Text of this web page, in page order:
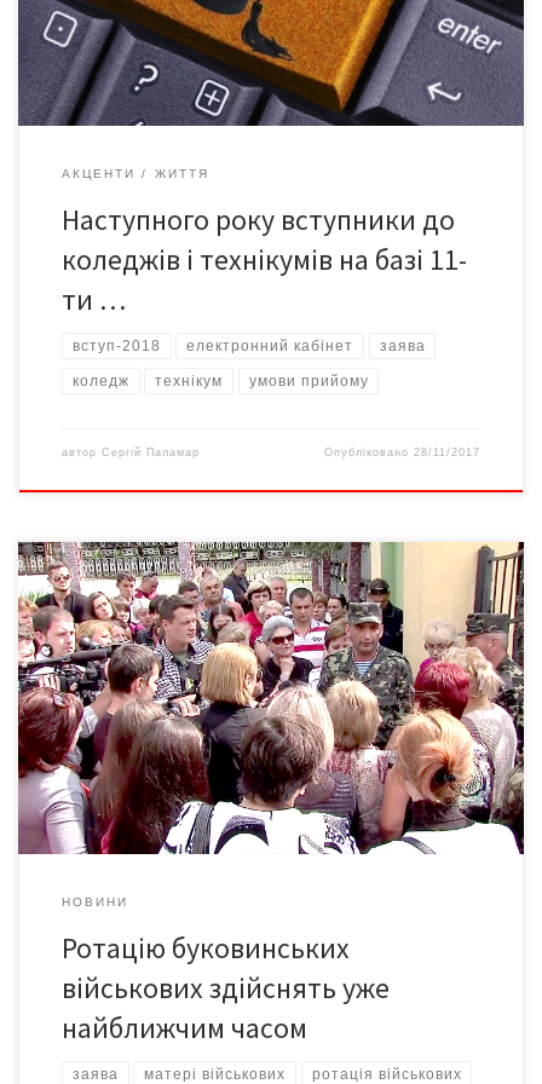
підвантаживши необхідні документи. Прийматимуться
сертифікати ЗНО 2016, 2017 та 2018 років, крім оцінок з
англійської, французької, німецької […]
АКЦЕНТИ ЖИТТЯ
Наступного року вступники до
коледжів і технікумів на базі 11-
ти …
вступ-2018 електронний кабінет заява
коледж технікум умови прийому
автор Сергій Паламар Опубліковано28/11/2017
Принаймні таке пообіцяли солдатським матерям з Буковини у
Міністерстві оборони України. Матері та дружини солдат, які
воюють на Сході країни, добралися-таки до Адміністрації
Президента та Міністерства оборони України. Спочатку вони
поспілкувалися з представником АП і написали заяви
Президенту з проханням провести ротацію для буковинських
військових, які вже понад 3 місяці […]
НОВИНИ
Ротацію буковинських
військових здійснять уже
найближчим часом
заява матері військових ротація військових